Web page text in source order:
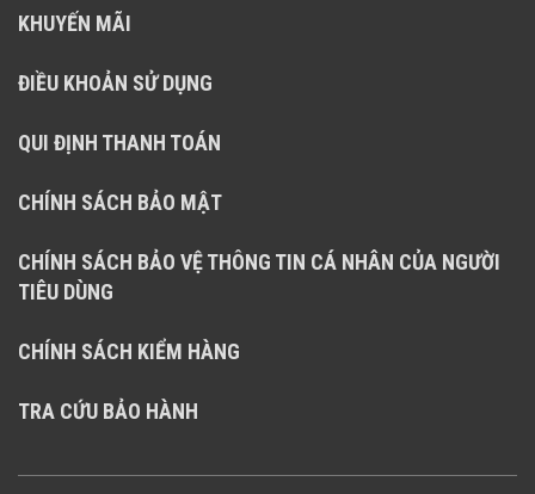
KHUYẾN MÃI
ĐIỀU KHOẢN SỬ DỤNG
QUI ĐỊNH THANH TOÁN
CHÍNH SÁCH BẢO MẬT
CHÍNH SÁCH BẢO VỆ THÔNG TIN CÁ NHÂN CỦA NGƯỜI
TIÊU DÙNG
CHÍNH SÁCH KIỂM HÀNG
TRA CỨU BẢO HÀNH